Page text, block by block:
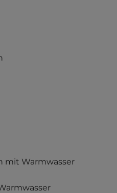
mit Warmwasser